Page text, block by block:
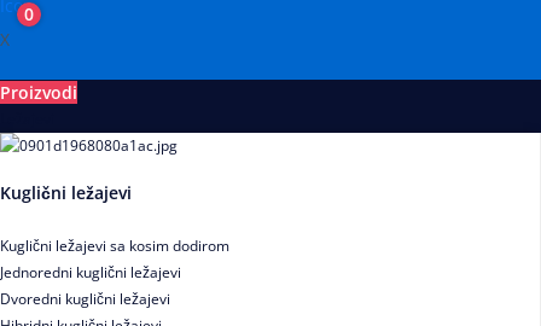
0
X
Proizvodi
Kuglični ležajevi
Kuglični ležajevi sa kosim dodirom
Jednoredni kuglični ležajevi
Dvoredni kuglični ležajevi